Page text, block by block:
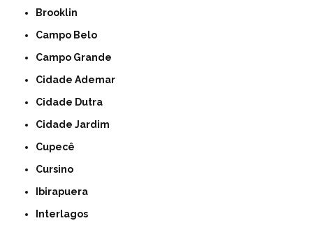
Brooklin
Campo Belo
Campo Grande
Cidade Ademar
Cidade Dutra
Cidade Jardim
Cupecê
Cursino
Ibirapuera
Interlagos